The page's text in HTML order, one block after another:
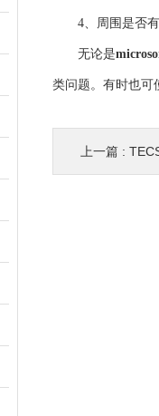
4、周围是否有
无论是
类问题。有时也可
上一篇 :